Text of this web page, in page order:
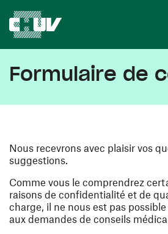
Formulaire de
Nous recevrons avec plaisir vos
suggestions.
Comme vous le comprendrez
raisons de confidentialité et de
charge, il ne nous est pas
aux demandes de conseils